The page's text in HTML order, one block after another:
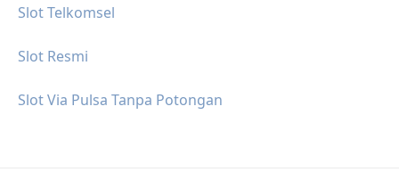
Slot Telkomsel
Slot Resmi
Slot Via Pulsa Tanpa Potongan